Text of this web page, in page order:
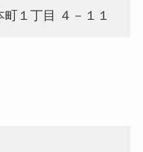
１丁目 ４－１１